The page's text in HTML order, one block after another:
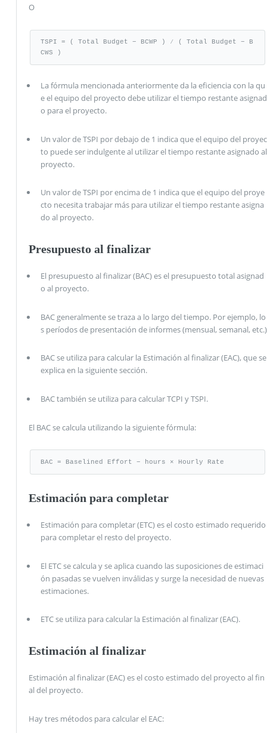
O
TSPI = ( Total Budget − BCWP ) ⁄ ( Total Budget − B
CWS )
La fórmula mencionada anteriormente da la eficiencia con la qu
e el equipo del proyecto debe utilizar el tiempo restante asignad
o para el proyecto.
Un valor de TSPI por debajo de 1 indica que el equipo del proyec
to puede ser indulgente al utilizar el tiempo restante asignado al
proyecto.
Un valor de TSPI por encima de 1 indica que el equipo del proye
cto necesita trabajar más para utilizar el tiempo restante asigna
do al proyecto.
Presupuesto al finalizar
El presupuesto al finalizar (BAC) es el presupuesto total asignad
o al proyecto.
BAC generalmente se traza a lo largo del tiempo. Por ejemplo, lo
s períodos de presentación de informes (mensual, semanal, etc.)
BAC se utiliza para calcular la Estimación al finalizar (EAC), que se
explica en la siguiente sección.
BAC también se utiliza para calcular TCPI y TSPI.
El BAC se calcula utilizando la siguiente fórmula:
BAC = Baselined Effort − hours × Hourly Rate
Estimación para completar
Estimación para completar (ETC) es el costo estimado requerido
para completar el resto del proyecto.
El ETC se calcula y se aplica cuando las suposiciones de estimaci
ón pasadas se vuelven inválidas y surge la necesidad de nuevas
estimaciones.
ETC se utiliza para calcular la Estimación al finalizar (EAC).
Estimación al finalizar
Estimación al finalizar (EAC) es el costo estimado del proyecto al fin
al del proyecto.
Hay tres métodos para calcular el EAC: